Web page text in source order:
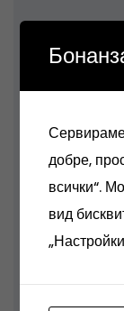
Сервираме
добре,
всички“.
вид